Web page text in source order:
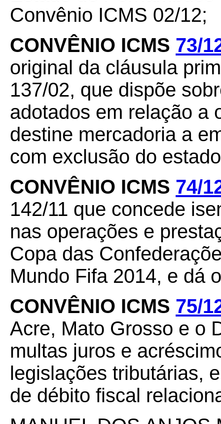
Convênio ICMS 02/12;
CONVÊNIO ICMS 73/
original da cláusula
137/02, que dispõe
adotados em relação a
destine mercadoria a
com exclusão do
CONVÊNIO ICMS 74/
142/11 que concede
nas operações e
Copa das
Mundo Fifa 2014, e dá
CONVÊNIO ICMS 75/
Acre, Mato Grosso e o
multas juros e
legislações tributárias,
de débito fiscal